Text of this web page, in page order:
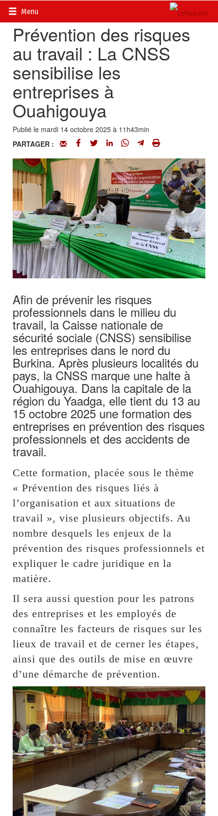
Menu
Accueil>
Prévention des risques
au travail : La CNSS
sensibilise les
entreprises à
Ouahigouya
Publié le mardi 14 octobre 2025 à 11h43min
PARTAGER :
Afin de prévenir les risques
professionnels dans le milieu du
travail, la Caisse nationale de
sécurité sociale (CNSS) sensibilise
les entreprises dans le nord du
Burkina. Après plusieurs localités du
pays, la CNSS marque une halte à
Ouahigouya. Dans la capitale de la
région du Yaadga, elle tient du 13 au
15 octobre 2025 une formation des
entreprises en prévention des risques
professionnels et des accidents de
travail.
Cette formation, placée sous le thème
« Prévention des risques liés à
l’organisation et aux situations de
travail », vise plusieurs objectifs. Au
nombre desquels les enjeux de la
prévention des risques professionnels et
expliquer le cadre juridique en la
matière.
Il sera aussi question pour les patrons
des entreprises et les employés de
connaître les facteurs de risques sur les
lieux de travail et de cerner les étapes,
ainsi que des outils de mise en œuvre
d’une démarche de prévention.